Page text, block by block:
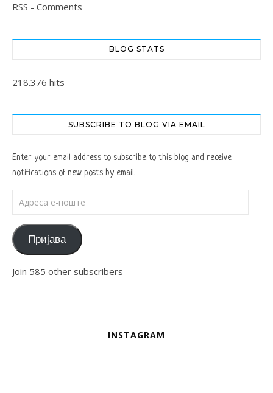
RSS - Comments
BLOG STATS
218.376 hits
SUBSCRIBE TO BLOG VIA EMAIL
Enter your email address to subscribe to this blog and receive
notifications of new posts by email.
Пријава
Join 585 other subscribers
INSTAGRAM